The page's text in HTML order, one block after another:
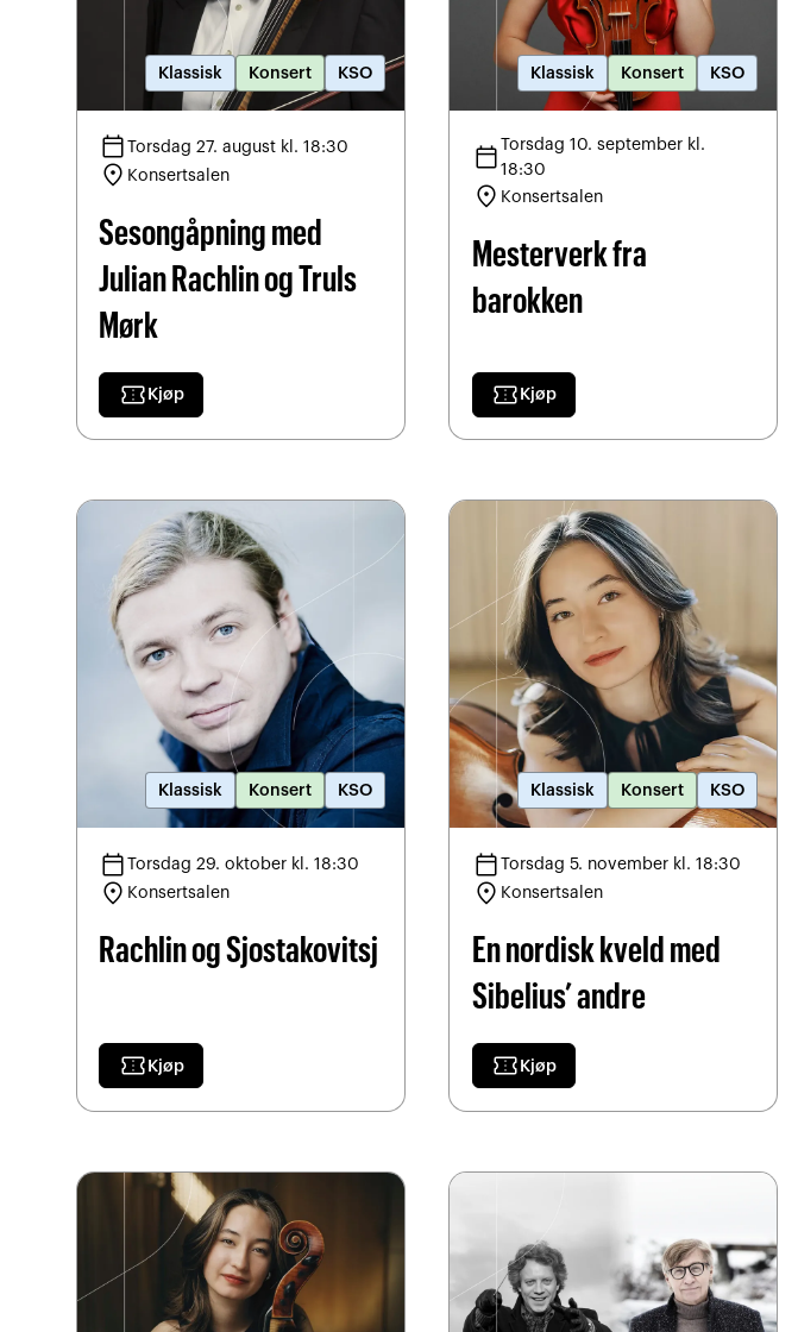
Klassisk Konsert KSO
calendar_todayTorsdag 27. august kl. 18:30
location_on Konsertsalen
Sesongåpning med
Julian Rachlin og Truls
Mørk
confirmation_number Kjøp
Klassisk Konsert KSO
calendar_today Torsdag 10. september kl.
18:30
location_on Konsertsalen
Mesterverk fra
barokken
confirmation_number Kjøp
Klassisk Konsert KSO
calendar_todayTorsdag 29. oktober kl. 18:30
location_on Konsertsalen
Rachlin og Sjostakovitsj
confirmation_number Kjøp
Klassisk Konsert KSO
calendar_today Torsdag 5. november kl. 18:30
location_on Konsertsalen
En nordisk kveld med
Sibelius’ andre
confirmation_number Kjøp